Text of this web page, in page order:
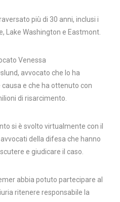
più di 30 anni, inclusi i
Lake Washington e Eastmont.
Venessa
avvocato che lo ha
e che ha ottenuto con
di risarcimento.
si è svolto virtualmente con il
della difesa che hanno
e giudicare il caso.
abbia potuto partecipare al
ritenere responsabile la